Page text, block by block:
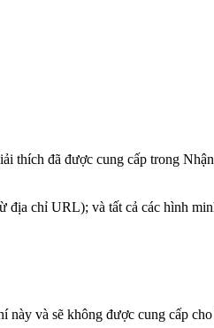
thích đã được cung cấp trong
chỉ URL); và tất cả các hình
và sẽ không được cung cấp